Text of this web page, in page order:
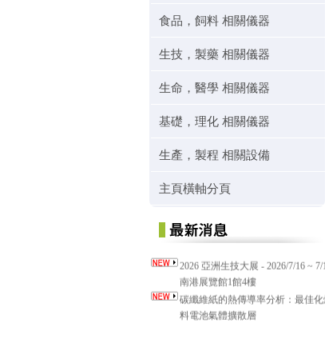
食品，飼料 相關儀器
生技，製藥 相關儀器
生命，醫學 相關儀器
基礎，理化 相關儀器
生產，製程 相關設備
主頁橫軸分頁
南港展覽館1館4樓
料電池氣體擴散層